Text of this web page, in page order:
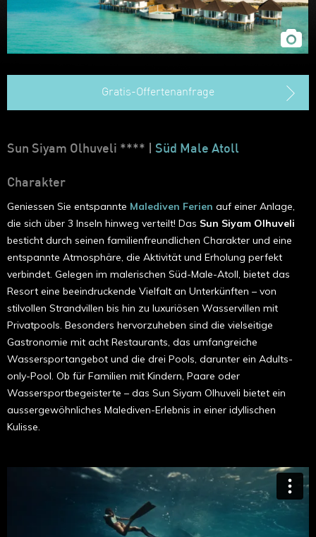
Gratis-Offertenanfrage
Sun Siyam Olhuveli **** | Süd Male Atoll
Charakter
Geniessen Sie entspannte Malediven Ferien auf einer Anlage,
die sich über 3 Inseln hinweg verteilt! Das Sun Siyam Olhuveli
besticht durch seinen familienfreundlichen Charakter und eine
entspannte Atmosphäre, die Aktivität und Erholung perfekt
verbindet. Gelegen im malerischen Süd-Male-Atoll, bietet das
Resort eine beeindruckende Vielfalt an Unterkünften – von
stilvollen Strandvillen bis hin zu luxuriösen Wasservillen mit
Privatpools. Besonders hervorzuheben sind die vielseitige
Gastronomie mit acht Restaurants, das umfangreiche
Wassersportangebot und die drei Pools, darunter ein Adults-
only-Pool. Ob für Familien mit Kindern, Paare oder
Wassersportbegeisterte – das Sun Siyam Olhuveli bietet ein
aussergewöhnliches Malediven-Erlebnis in einer idyllischen
Kulisse.